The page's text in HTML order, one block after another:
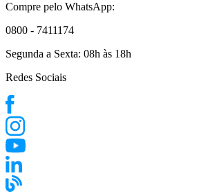
Compre pelo WhatsApp:
0800 - 7411174
Segunda a Sexta: 08h às 18h
Redes Sociais